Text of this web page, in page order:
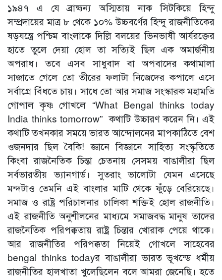
১৯৪৭ এ যে ব্রাহ্মন্য অস্মিতায় নাক সিটকিয়ে হিন্দু
সম্প্রদায়ের মাত্র ৮ থেকে ১০% উচ্চবর্ণের হিন্দু রাজনীতিকের
ষড়যন্ত্রে পশ্চিম বাংলাকে দিল্লি বলয়ের ভিনভাষী আর্যরক্তের
হাতে তুলে দেয়া হোল তা সত্যিই ছিল এক অমার্জনীয়
অপরাধ। তবে এসব সাধুবাদ বা অপবাদের কথামালা
সাজাতে গেলে তো তীরের ফলাটা নিজেদের কপালে এসে
সর্বাগ্রে বিঁধতে চায়। সাধে তো আর সমাজ সংস্কারক মহামতি
গোপাল কৃষ্ণ গোখলে “What Bengal thinks today
India thinks tomorrow” কথাটি উচ্চারণ করেন নি। এই
কথাটি তখনকার সময়ে ভারত আন্দোলনের মাপকাঠিতে বেশ
ওজনদার ছিল বৈকি! জ্ঞানে বিজ্ঞানে সাহিত্য সংস্কৃতিতে
কিংবা রাজনৈতিক চিন্তা চেতনায় সেসময় বাঙালীরা ছিল
সর্বভারতীয় ভ্যানগার্ড। সুতরাং ভালোটা যেমন এসেছে
মন্দটাও তেমনি এই বাংলার মাটি থেকে ফুঁড়ে বেরিয়েছে।
সমাজ ও রাষ্ট্র পরিচালনার চালিকা শক্তিই হোল রাজনীতি।
এই রাজনীতি অনুশীলনের মাধ্যমে সমাজবদ্ধ মানুষ তাদের
রাজনৈতিক পরিপক্কতায় রাষ্ট্র চিন্তার খোরাক পেয়ে থাকে।
আর রাজনীতির পরিপক্কতা নিয়েই গোখলে সাহেবের
bengal thinks todayর বাঙালীরা ভারত ভূখন্ডে ধর্মীয়
রাজনীতির হালখাতা খুলেছিলেন বলে আমরা জেনেছি। হতে